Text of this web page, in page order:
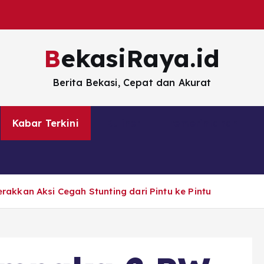
BekasiRaya.id
Berita Bekasi, Cepat dan Akurat
Kabar Terkini
Aksi Cegah Stunting dari Pintu ke Pintu